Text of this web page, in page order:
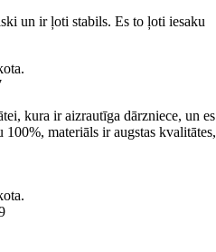
un ir ļoti stabils. Es to ļoti iesaku
kura ir aizrautīga dārzniece, un es
materiāls ir augstas kvalitātes,